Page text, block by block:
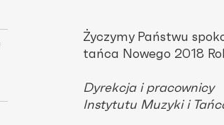
Życzymy Państwu
tańca Nowego 2018
Dyrekcja i pracownicy
Instytutu Muzyki i